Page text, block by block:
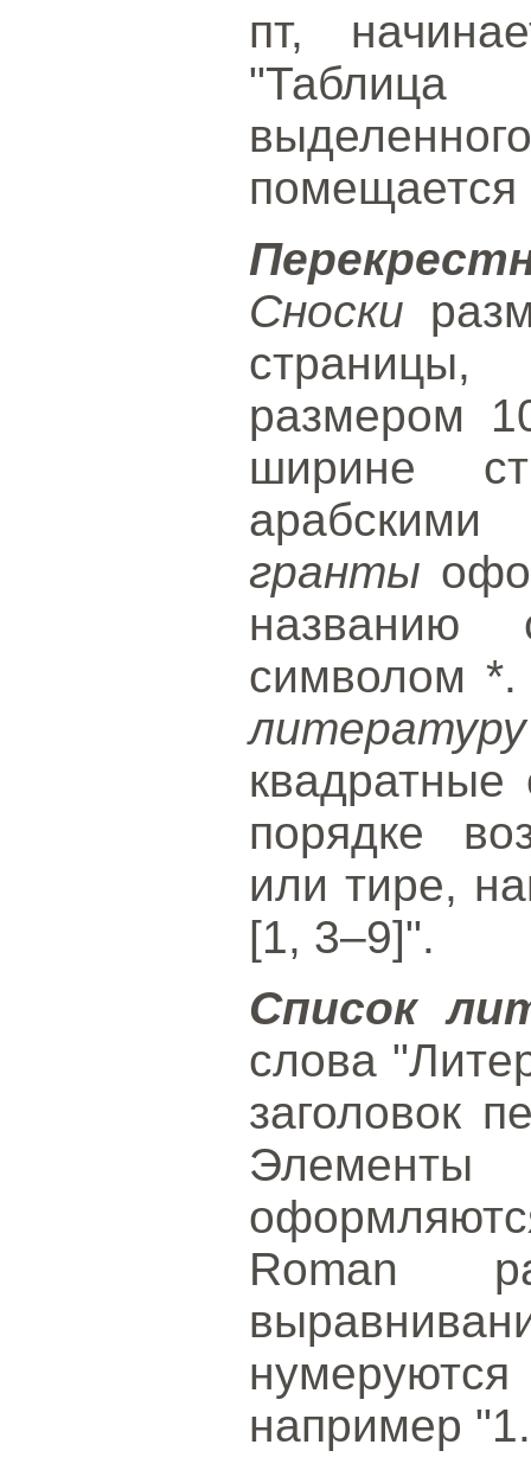
пт,
помещается
Сноски
размером
ширине
гранты
названию
символом
литературу
квадратные
порядке
или тире,
[1, 3–9]".
Список
слова
заголовок
Roman
например